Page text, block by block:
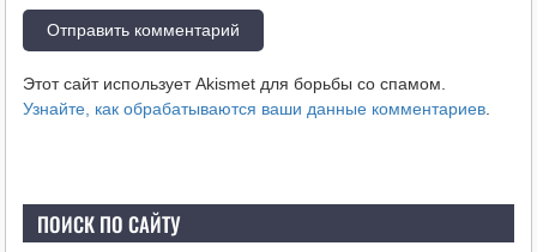
Этот сайт использует Akismet для борьбы со спамом.
Узнайте, как обрабатываются ваши данные комментариев.
ПОИСК ПО САЙТУ